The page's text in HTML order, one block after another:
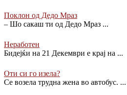
Поклон од Дедо Мраз
– Шо сакаш ти од Дедо Мраз ...
Неработен
Бидејќи на 21 Декември е крај на ...
Оти си го изела?
Се возела трудна жена во автобус. ...